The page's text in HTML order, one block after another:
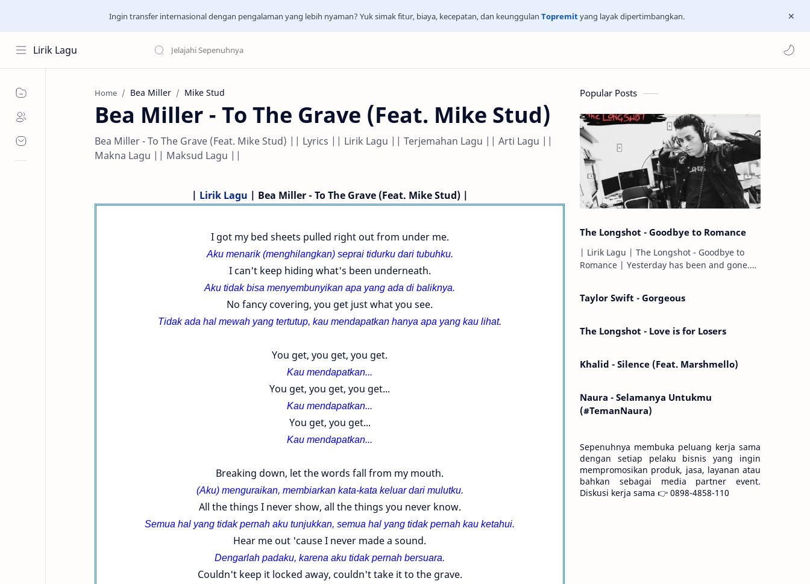
Ingin transfer internasional dengan pengalaman yang lebih nyaman? Yuk simak fitur, biaya, kecepatan, dan keunggulan Topremityang layak dipertimbangkan.
Lirik Lagu
Home Bea Miller Mike Stud
Bea Miller - To The Grave (Feat. Mike Stud)
Bea Miller - To The Grave (Feat. Mike Stud) || Lyrics || Lirik Lagu || Terjemahan Lagu || Arti Lagu ||
Makna Lagu || Maksud Lagu ||
| Lirik Lagu | Bea Miller - To The Grave (Feat. Mike Stud) |
I got my bed sheets pulled right out from under me.
Aku menarik (menghilangkan) seprai tidurku dari tubuhku.
I can't keep hiding what's been underneath.
Aku tidak bisa menyembunyikan apa yang ada di baliknya.
No fancy covering, you get just what you see.
Tidak ada hal mewah yang tertutup, kau mendapatkan hanya apa yang kau lihat.
You get, you get, you get.
Kau mendapatkan...
You get, you get, you get...
Kau mendapatkan...
You get, you get...
Kau mendapatkan...
Breaking down, let the words fall from my mouth.
(Aku) menguraikan, membiarkan kata-kata keluar dari mulutku.
All the things I never show, all the things you never know.
Semua hal yang tidak pernah aku tunjukkan, semua hal yang tidak pernah kau ketahui.
Hear me out 'cause I never made a sound.
Dengarlah padaku, karena aku tidak pernah bersuara.
Couldn't keep it locked away, couldn't take it to the grave.
Popular Posts
The Longshot - Goodbye to Romance
| Lirik Lagu | The Longshot - Goodbye to
Romance | Yesterday has been and gone.
Taylor Swift - Gorgeous
The Longshot - Love is for Losers
Khalid - Silence (Feat. Marshmello)
Naura - Selamanya Untukmu
(#TemanNaura)
Sepenuhnya membuka peluang kerja sama
dengan setiap pelaku bisnis yang ingin
mempromosikan produk, jasa, layanan atau
bahkan sebagai media partner event.
Diskusi kerja sama 👉 0898-4858-110